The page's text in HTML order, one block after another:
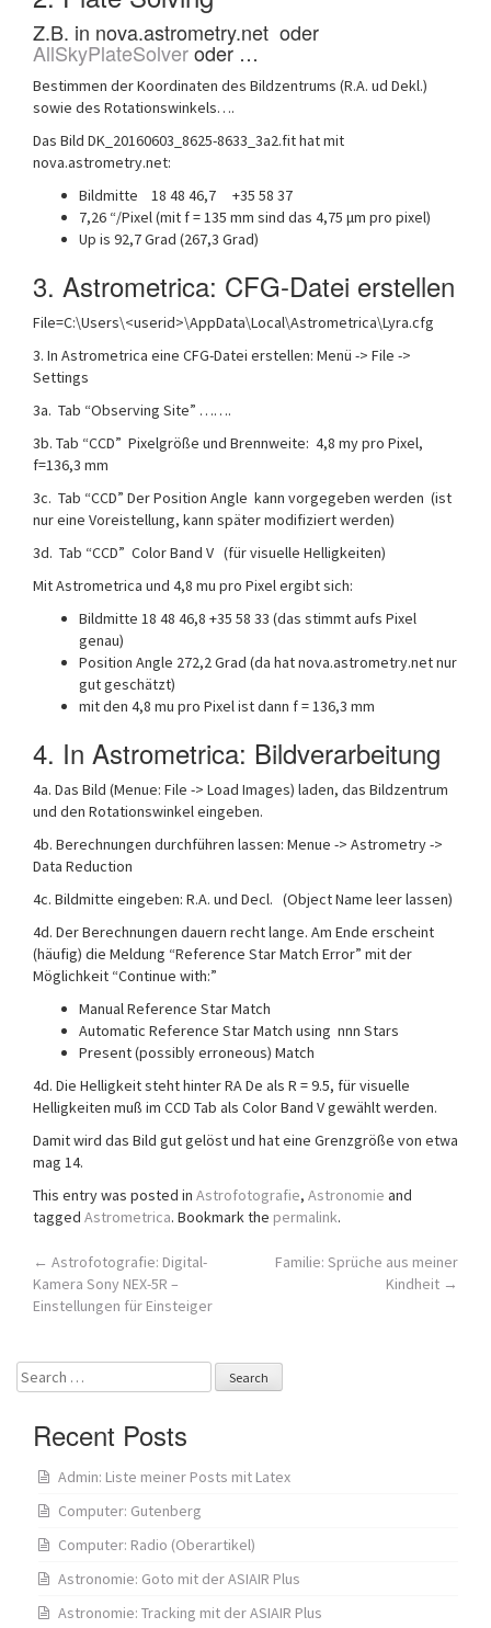
Z.B. in nova.astrometry.net oder
AllSkyPlateSolveroder …
Bestimmen der Koordinaten des Bildzentrums (R.A. ud Dekl.)
sowie des Rotationswinkels….
Das Bild DK_20160603_8625-8633_3a2.fit hat mit
nova.astrometry.net:
Bildmitte 18 48 46,7 +35 58 37
7,26 “/Pixel (mit f = 135 mm sind das 4,75 μm pro pixel)
Up is 92,7 Grad (267,3 Grad)
3. Astrometrica: CFG-Datei erstellen
File=C:\Users\<userid>\AppData\Local\Astrometrica\Lyra.cfg
3. In Astrometrica eine CFG-Datei erstellen: Menü -> File ->
Settings
3a. Tab “Observing Site” …….
3b. Tab “CCD” Pixelgröße und Brennweite: 4,8 my pro Pixel,
f=136,3 mm
3c. Tab “CCD” Der Position Angle kann vorgegeben werden (ist
nur eine Voreistellung, kann später modifiziert werden)
3d. Tab “CCD” Color Band V (für visuelle Helligkeiten)
Mit Astrometrica und 4,8 mu pro Pixel ergibt sich:
Bildmitte 18 48 46,8 +35 58 33 (das stimmt aufs Pixel
genau)
Position Angle 272,2 Grad (da hat nova.astrometry.net nur
gut geschätzt)
mit den 4,8 mu pro Pixel ist dann f = 136,3 mm
4. In Astrometrica: Bildverarbeitung
4a. Das Bild (Menue: File -> Load Images) laden, das Bildzentrum
und den Rotationswinkel eingeben.
4b. Berechnungen durchführen lassen: Menue -> Astrometry ->
Data Reduction
4c. Bildmitte eingeben: R.A. und Decl. (Object Name leer lassen)
4d. Der Berechnungen dauern recht lange. Am Ende erscheint
(häufig) die Meldung “Reference Star Match Error” mit der
Möglichkeit “Continue with:”
Manual Reference Star Match
Automatic Reference Star Match using nnn Stars
Present (possibly erroneous) Match
4d. Die Helligkeit steht hinter RA De als R = 9.5, für visuelle
Helligkeiten muß im CCD Tab als Color Band V gewählt werden.
Damit wird das Bild gut gelöst und hat eine Grenzgröße von etwa
mag 14.
This entry was posted in Astrofotografie, Astronomie and
tagged Astrometrica. Bookmark the permalink.
Post
navigation
← Astrofotografie: Digital-
Kamera Sony NEX-5R –
Einstellungen für Einsteiger
Familie: Sprüche aus meiner
Kindheit →
Search
for:
Recent Posts
Admin: Liste meiner Posts mit Latex
Computer: Gutenberg
Computer: Radio (Oberartikel)
Astronomie: Goto mit der ASIAIR Plus
Astronomie: Tracking mit der ASIAIR Plus